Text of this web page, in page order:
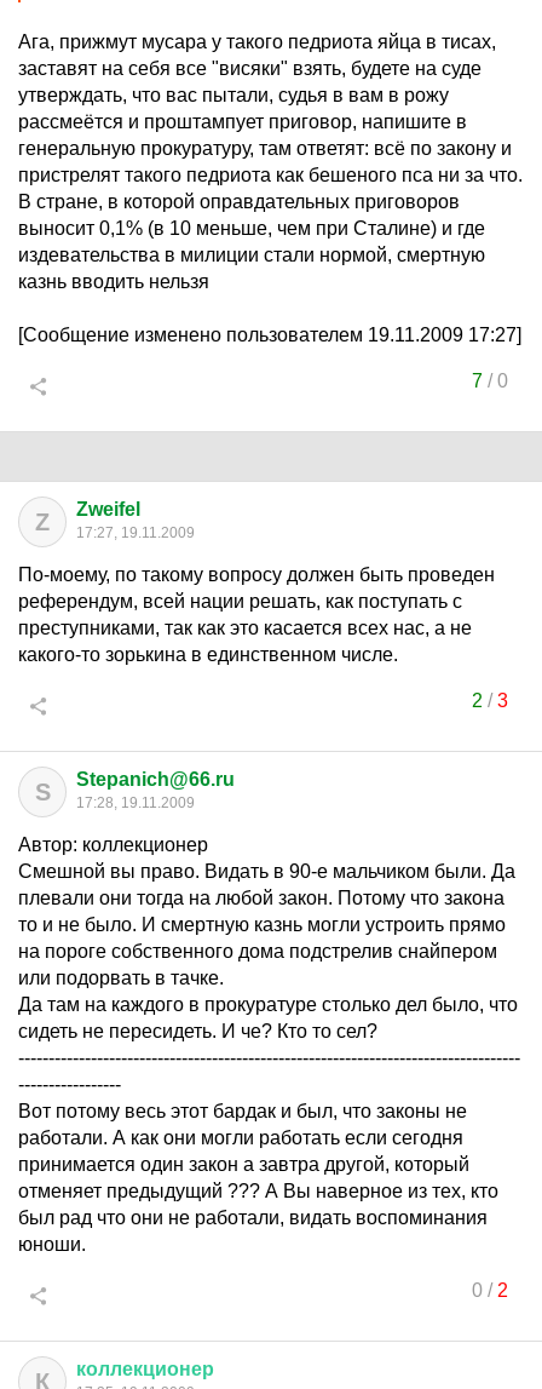
Ага, прижмут мусара у такого педриота яйца в тисах,
заставят на себя все "висяки" взять, будете на суде
утверждать, что вас пытали, судья в вам в рожу
рассмеётся и проштампует приговор, напишите в
генеральную прокуратуру, там ответят: всё по закону и
пристрелят такого педриота как бешеного пса ни за что.
В стране, в которой оправдательных приговоров
выносит 0,1% (в 10 меньше, чем при Сталине) и где
издевательства в милиции стали нормой, смертную
казнь вводить нельзя
[Сообщение изменено пользователем 19.11.2009 17:27]
7/0
Z Zweifel
17:27, 19.11.2009
По-моему, по такому вопросу должен быть проведен
референдум, всей нации решать, как поступать с
преступниками, так как это касается всех нас, а не
какого-то зорькина в единственном числе.
2 /3
S Stepanich@66.ru
17:28, 19.11.2009
Автор: коллекционер
Смешной вы право. Видать в 90-е мальчиком были. Да
плевали они тогда на любой закон. Потому что закона
то и не было. И смертную казнь могли устроить прямо
на пороге собственного дома подстрелив снайпером
или подорвать в тачке.
Да там на каждого в прокуратуре столько дел было, что
сидеть не пересидеть. И че? Кто то сел?
-----------------------------------------------------------------------------------
-----------------
Вот потому весь этот бардак и был, что законы не
работали. А как они могли работать если сегодня
принимается один закон а завтра другой, который
отменяет предыдущий ??? А Вы наверное из тех, кто
был рад что они не работали, видать воспоминания
юноши.
0/ 2
К коллекционер